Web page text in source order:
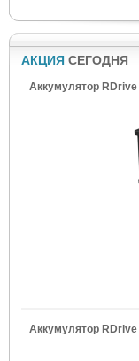
АКЦИЯ СЕГОДНЯ
Аккумулятор RDrive
Аккумулятор